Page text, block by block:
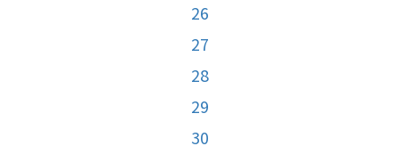
26
27
28
29
30